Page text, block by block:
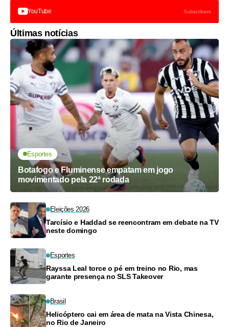
YouTube Subscribers
Últimas notícias
Esportes
Botafogo e Fluminense empatam em jogo
movimentado pela 22ª rodada
Eleições 2026
Tarcísio e Haddad se reencontram em debate na TV
neste domingo
Esportes
Rayssa Leal torce o pé em treino no Rio, mas
garante presença no SLS Takeover
Brasil
Helicóptero cai em área de mata na Vista Chinesa,
no Rio de Janeiro